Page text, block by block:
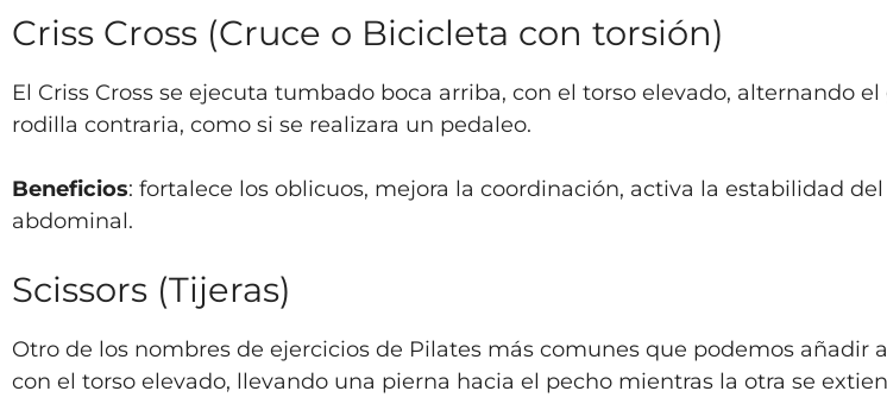
Criss Cross (Cruce o Bicicleta con torsión)
El Criss Cross se ejecuta tumbado boca arriba, con el torso elevado, alternando
rodilla contraria, como si se realizara un pedaleo.
Beneficios: fortalece los oblicuos, mejora la coordinación, activa la estabilidad
abdominal.
Scissors (Tijeras)
Otro de los nombres de ejercicios de Pilates más comunes que podemos añadir
con el torso elevado, llevando una pierna hacia el pecho mientras la otra se